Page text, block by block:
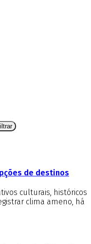
de destinos
culturais, históricos
clima ameno, há